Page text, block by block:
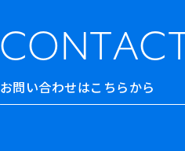
CONTACT
お問い合わせはこちらから